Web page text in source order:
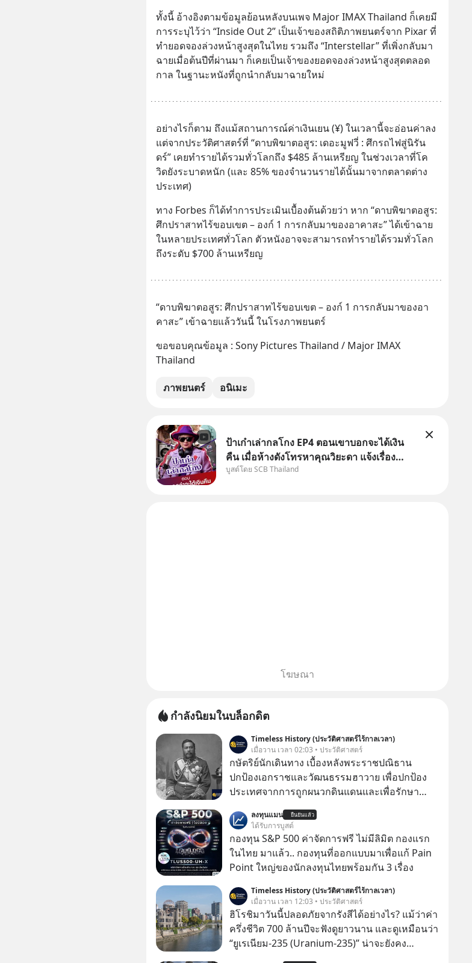
ทั้งนี้ อ้างอิงตามข้อมูลย้อนหลังบนเพจ Major IMAX Thailand ก็เคยมี
การระบุไว้ว่า “Inside Out 2” เป็นเจ้าของสถิติภาพยนตร์จาก Pixar ที่
ทำยอดจองล่วงหน้าสูงสุดในไทย รวมถึง “Interstellar” ที่เพิ่งกลับมา
ฉายเมื่อต้นปีที่ผ่านมา ก็เคยเป็นเจ้าของยอดจองล่วงหน้าสูงสุดตลอด
กาล ในฐานะหนังที่ถูกนำกลับมาฉายใหม่
อย่างไรก็ตาม ถึงแม้สถานการณ์ค่าเงินเยน (¥) ในเวลานี้จะอ่อนค่าลง
แต่จากประวัติศาสตร์ที่ “ดาบพิฆาตอสูร: เดอะมูฟวี่ : ศึกรถไฟสู่นิรัน
ดร์” เคยทำรายได้รวมทั่วโลกถึง $485 ล้านเหรียญ ในช่วงเวลาที่โค
วิดยังระบาดหนัก (และ 85% ของจำนวนรายได้นั้นมาจากตลาดต่าง
ประเทศ)
ทาง Forbes ก็ได้ทำการประเมินเบื้องต้นด้วยว่า หาก “ดาบพิฆาตอสูร:
ศึกปราสาทไร้ขอบเขต – องก์ 1 การกลับมาของอาคาสะ” ได้เข้าฉาย
ในหลายประเทศทั่วโลก ตัวหนังอาจจะสามารถทำรายได้รวมทั่วโลก
ถึงระดับ $700 ล้านเหรียญ
“ดาบพิฆาตอสูร: ศึกปราสาทไร้ขอบเขต – องก์ 1 การกลับมาของอา
คาสะ” เข้าฉายแล้ววันนี้ ในโรงภาพยนตร์
ขอขอบคุณข้อมูล : Sony Pictures Thailand / Major IMAX
Thailand
ภาพยนตร์ อนิเมะ
ป้าเก๋าเล่ากลโกง EP4 ตอนเขาบอกจะได้เงิน
คืน เมื่อห้างดังโทรหาคุณวิยะดา แจ้งเรื่อง
เคลมสินค้าแล้วบอกว่าจะคืนเงิน คุณวิยะดาจะ
บูสต์โดย SCB Thailand
โฆษณา
กำลังนิยมในบล็อกดิต
Timeless History (ประวัติศาสตร์ไร้กาลเวลา)
เมื่อวาน เวลา 02:03 • ประวัติศาสตร์
กษัตริย์นักเดินทาง เบื้องหลังพระราชปณิธาน
ปกป้องเอกราชและวัฒนธรรมฮาวาย เพื่อปกป้อง
ประเทศจากการถูกผนวกดินแดนและเพื่อรักษา
ฮาวาย (Kalākaua)” พระมหากษัตริย์พระองค์
สุดท้ายแห่งราชอาณาจักรฮาวาย ได้เสด็จ
พระราชดำเนินเยือนรอบโลกในปีค.ศ.1881
(พ.ศ.2424) โดยพระองค์ทรงสร้างสัมพันธไมตรีกับ
ประเทศญี่ปุ่น ทรงหารือเรื่องการค้าในทวีปเอเชีย
เสด็จพระราชดำเนินเยือนตะวันออกกลาง และเข้า
เฝ้าพระสันตะปาปา อีกทั้งยังทรงเป็นพระมหา
กษัตริย์พระองค์แรกที่เสด็จฯ รอบโลก
ลงทุนแมน ยืนยันแล้ว
ได้รับการบูสต์
กองทุน S&P 500 ค่าจัดการฟรี ไม่มีลิมิต กองแรก
ในไทย มาแล้ว.. กองทุนที่ออกแบบมาเพื่อแก้ Pain
Point ใหญ่ของนักลงทุนไทยพร้อมกัน 3 เรื่อง
Timeless History (ประวัติศาสตร์ไร้กาลเวลา)
เมื่อวาน เวลา 12:03 • ประวัติศาสตร์
ฮิโรชิมาวันนี้ปลอดภัยจากรังสีได้อย่างไร? แม้ว่าค่า
ครึ่งชีวิต 700 ล้านปีจะฟังดูยาวนาน และดูเหมือนว่า
“ยูเรเนียม-235 (Uranium-235)” น่าจะยังคง